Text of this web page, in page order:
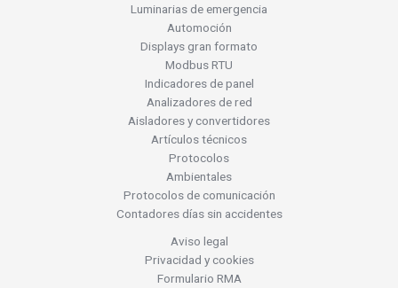
Luminarias de emergencia
Automoción
Displays gran formato
Modbus RTU
Indicadores de panel
Analizadores de red
Aisladores y convertidores
Artículos técnicos
Protocolos
Ambientales
Protocolos de comunicación
Contadores días sin accidentes
Aviso legal
Privacidad y cookies
Formulario RMA